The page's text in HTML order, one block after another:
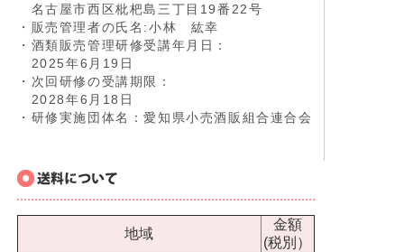
名古屋市西区枇杷島三丁目19番22号
・販売管理者の氏名:小林 紘幸
・酒類販売管理研修受講年月日：
2025年6月19日
・次回研修の受講期限：
2028年6月18日
・研修実施団体名：愛知県小売酒販組合連合会
地域
金額
(税別）